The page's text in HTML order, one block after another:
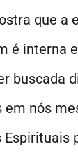
que a
é interna
buscada
em nós
Espirituais